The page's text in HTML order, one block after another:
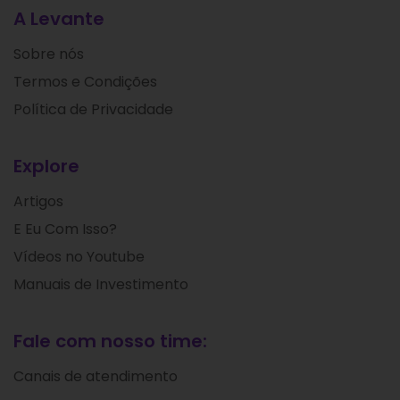
A Levante
Sobre nós
Termos e Condições
Política de Privacidade
Explore
Artigos
E Eu Com Isso?
Vídeos no Youtube
Manuais de Investimento
Fale com nosso time:
Canais de atendimento